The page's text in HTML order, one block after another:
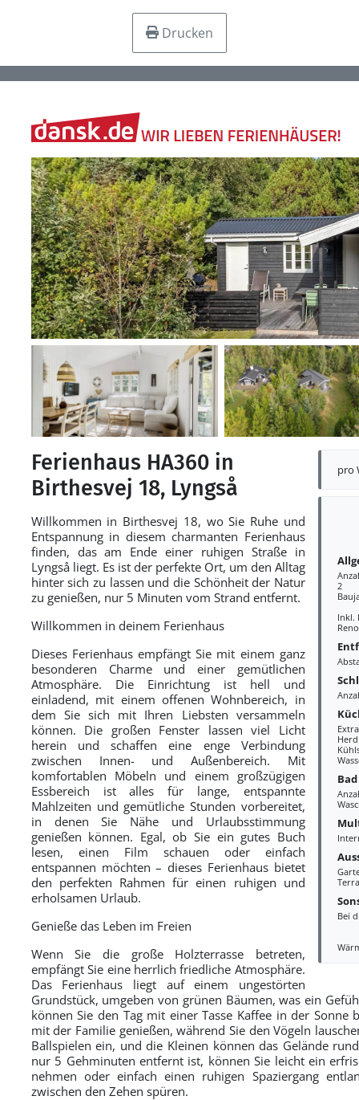
Drucken
pro
2
Inkl.
Herd
Bad
Bei
Ferienhaus HA360 in
Birthesvej 18, Lyngså
Willkommen in Birthesvej 18, wo Sie Ruhe und
Entspannung in diesem charmanten Ferienhaus
finden, das am Ende einer ruhigen Straße in
Lyngså liegt. Es ist der perfekte Ort, um den Alltag
hinter sich zu lassen und die Schönheit der Natur
zu genießen, nur 5 Minuten vom Strand entfernt.
Willkommen in deinem Ferienhaus
Dieses Ferienhaus empfängt Sie mit einem ganz
besonderen Charme und einer gemütlichen
Atmosphäre. Die Einrichtung ist hell und
einladend, mit einem offenen Wohnbereich, in
dem Sie sich mit Ihren Liebsten versammeln
können. Die großen Fenster lassen viel Licht
herein und schaffen eine enge Verbindung
zwischen Innen- und Außenbereich. Mit
komfortablen Möbeln und einem großzügigen
Essbereich ist alles für lange, entspannte
Mahlzeiten und gemütliche Stunden vorbereitet,
in denen Sie Nähe und Urlaubsstimmung
genießen können. Egal, ob Sie ein gutes Buch
lesen, einen Film schauen oder einfach
entspannen möchten – dieses Ferienhaus bietet
den perfekten Rahmen für einen ruhigen und
erholsamen Urlaub.
Genieße das Leben im Freien
Wenn Sie die große Holzterrasse betreten,
empfängt Sie eine herrlich friedliche Atmosphäre.
Das Ferienhaus liegt auf einem ungestörten
Grundstück, umgeben von grünen Bäumen, was ein
können Sie den Tag mit einer Tasse Kaffee in der
mit der Familie genießen, während Sie den Vögeln
Ballspielen ein, und die Kleinen können das Gelände
nur 5 Gehminuten entfernt ist, können Sie leicht ein
nehmen oder einfach einen ruhigen Spaziergang
zwischen den Zehen spüren.